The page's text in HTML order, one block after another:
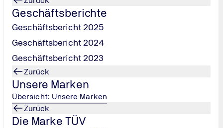
Geschäftsberichte
Geschäftsbericht 2025
Geschäftsbericht 2024
Geschäftsbericht 2023
Zurück
Unsere Marken
Übersicht: Unsere Marken
Zurück
Die Marke TÜV
den